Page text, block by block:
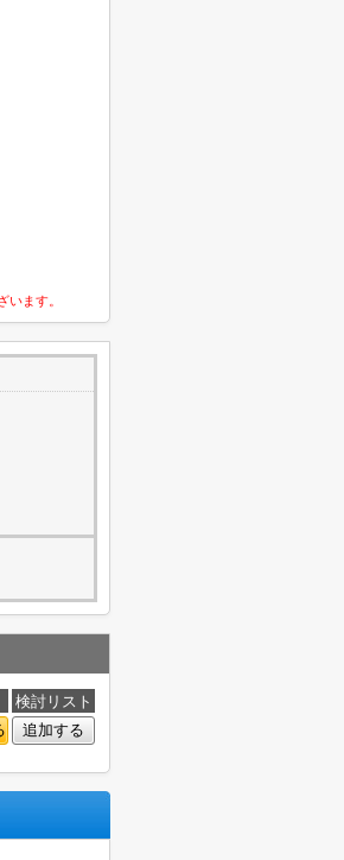
ます。
検討リスト
追加する